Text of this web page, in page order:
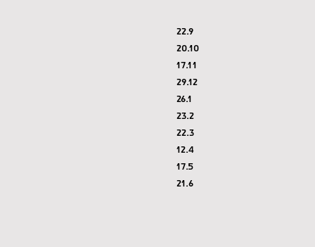
22.9
20.10
17.11
29.12
26.1
23.2
22.3
12.4
17.5
21.6